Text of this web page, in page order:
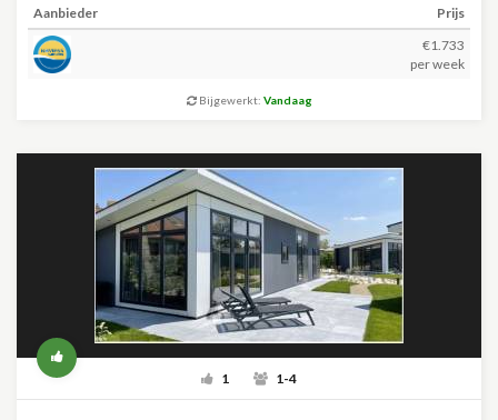
Aanbieder
Prijs
€1.733
per week
Bijgewerkt: Vandaag
1 1-4